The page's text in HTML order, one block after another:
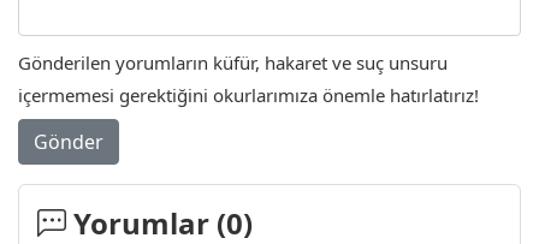
Gönderilen yorumların küfür, hakaret ve suç unsuru
içermemesi gerektiğini okurlarımıza önemle hatırlatırız!
Gönder
Yorumlar (0)